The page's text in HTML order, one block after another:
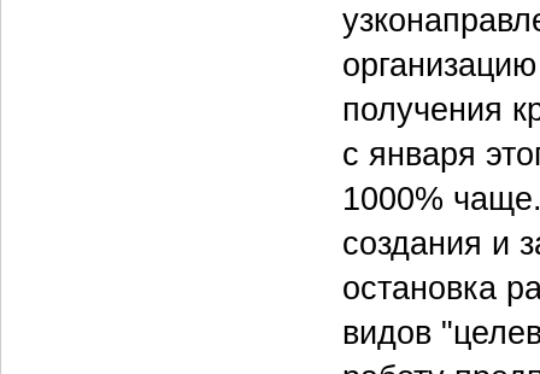
получения
с января
1000%
создания и
остановка
видов